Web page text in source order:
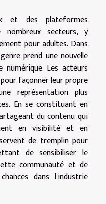
et des plateformes
nombreux secteurs, y
pour adultes. Dans
prend une nouvelle
Les acteurs
façonner leur propre
représentation plus
En se constituant en
du contenu qui
en visibilité et en
de tremplin pour
de sensibiliser le
communauté et de
dans l'industrie